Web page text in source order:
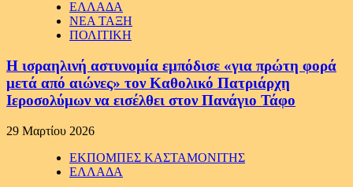
ΕΛΛΑΔΑ
ΝΕΑ ΤΑΞΗ
ΠΟΛΙΤΙΚΗ
Η ισραηλινή αστυνομία εμπόδισε «για πρώτη φορά
μετά από αιώνες» τον Καθολικό Πατριάρχη
Ιεροσολύμων να εισέλθει στον Πανάγιο Τάφο
29 Μαρτίου 2026
ΕΚΠΟΜΠΕΣ ΚΑΣΤΑΜΟΝΙΤΗΣ
ΕΛΛΑΔΑ